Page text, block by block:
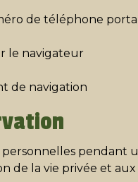
de téléphone
le navigateur
de navigation
pendant
de la vie privée et aux